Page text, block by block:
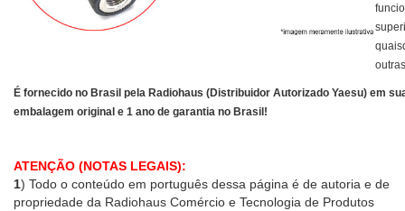
É fornecido no Brasil pela Radiohaus (Distribuidor Autorizado Yaesu) em
embalagem original e 1 ano de garantia no Brasil!
ATENÇÃO (NOTAS LEGAIS):
1) Todo o conteúdo em português dessa página é de autoria e de
propriedade da Radiohaus Comércio e Tecnologia de Produtos